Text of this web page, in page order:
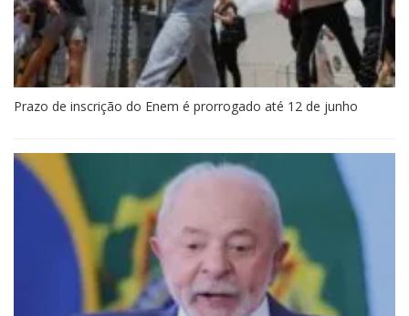
Prazo de inscrição do Enem é prorrogado até 12 de junho